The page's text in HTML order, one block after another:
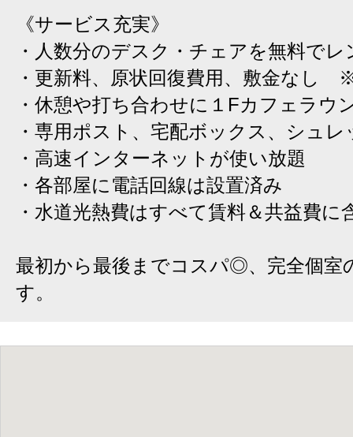
《サービス充実》
・人数分のデスク・チェアを無料でレ
・更新料、原状回復費用、敷金なし
・休憩や打ち合わせに１Fカフェラウ
・専用ポスト、宅配ボックス、シュ
・高速インターネットが使い放題
・各部屋に電話回線は設置済み
・水道光熱費はすべて賃料＆共益費に
最初から最後までコスパ◎、完全個室
す。